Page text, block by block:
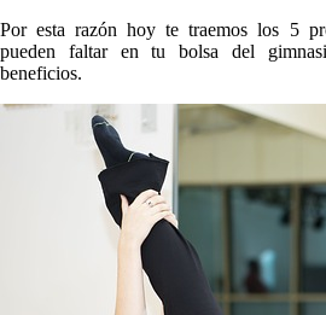
Por esta razón hoy te traemos los 5
pueden faltar en tu bolsa del
beneficios.